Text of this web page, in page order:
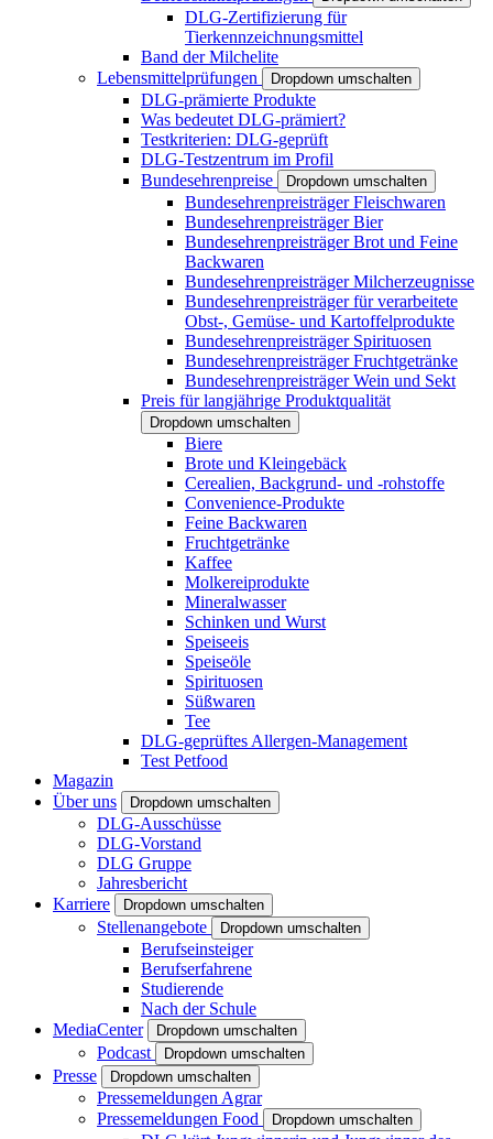
DLG-Zertifizierung für
Tierkennzeichnungsmittel
Band der Milchelite
Lebensmittelprüfungen
Dropdown umschalten
DLG-prämierte Produkte
Was bedeutet DLG-prämiert?
Testkriterien: DLG-geprüft
DLG-Testzentrum im Profil
Bundesehrenpreise
Dropdown umschalten
Bundesehrenpreisträger Fleischwaren
Bundesehrenpreisträger Bier
Bundesehrenpreisträger Brot und Feine
Backwaren
Bundesehrenpreisträger Milcherzeugnisse
Bundesehrenpreisträger für verarbeitete
Obst-, Gemüse- und Kartoffelprodukte
Bundesehrenpreisträger Spirituosen
Bundesehrenpreisträger Fruchtgetränke
Bundesehrenpreisträger Wein und Sekt
Preis für langjährige Produktqualität
Dropdown umschalten
Biere
Brote und Kleingebäck
Cerealien, Backgrund- und -rohstoffe
Convenience-Produkte
Feine Backwaren
Fruchtgetränke
Kaffee
Molkereiprodukte
Mineralwasser
Schinken und Wurst
Speiseeis
Speiseöle
Spirituosen
Süßwaren
Tee
DLG-geprüftes Allergen-Management
Test Petfood
Magazin
Über uns
Dropdown umschalten
DLG-Ausschüsse
DLG-Vorstand
DLG Gruppe
Jahresbericht
Karriere
Dropdown umschalten
Stellenangebote Dropdown umschalten
Berufseinsteiger
Berufserfahrene
Studierende
Nach der Schule
MediaCenter
Dropdown umschalten
Podcast Dropdown umschalten
Presse Dropdown umschalten
Pressemeldungen Agrar
Pressemeldungen Food
Dropdown umschalten